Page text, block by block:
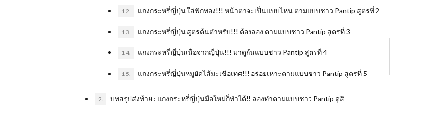
1.2. แกงกระหรี่ญี่ปุ่น ใส่ฟักทอง!!! หน้าตาจะเป็นแบบไหน ตามแบบชาว Pantip สูตรที่ 2
1.3. แกงกระหรี่ญี่ปุ่น สูตรต้นตำหรับ!!! ต้องลอง ตามแบบชาว Pantip สูตรที่ 3
1.4. แกงกระหรี่ญี่ปุ่นเนื่อจากญี่ปุ่น!!! มาดูกันแบบชาว Pantip สูตรที่ 4
1.5. แกงกระหรี่ญี่ปุ่นหมูยัดไส้มะเขือเทศ!!! อร่อยเหาะตามแบบชาว Pantip สูตรที่ 5
2. บทสรุปส่งท้าย : แกงกระหรี่ญี่ปุ่นมือใหม่ก็ทำได้!! ลองทำตามแบบชาว Pantip ดูสิ